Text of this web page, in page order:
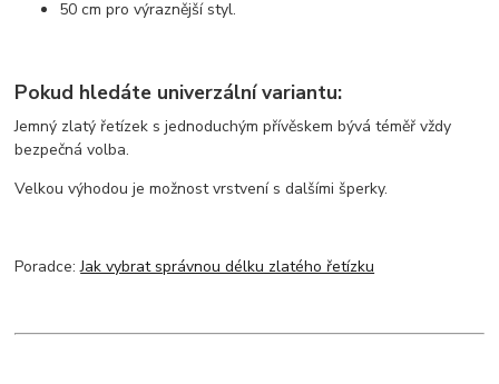
50 cm pro výraznější styl.
Pokud hledáte univerzální variantu:
Jemný zlatý řetízek s jednoduchým přívěskem bývá téměř vždy
bezpečná volba.
Velkou výhodou je možnost vrstvení s dalšími šperky.
Poradce:Jak vybrat správnou délku zlatého řetízku